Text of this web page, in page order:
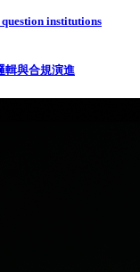
institutions
輯與合規演進